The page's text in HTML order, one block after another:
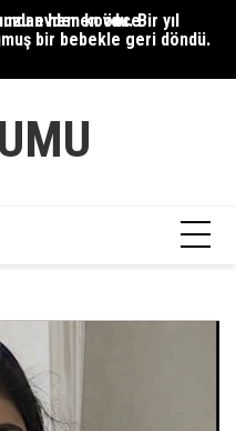
evden kovdu. Bir yıl
bir bebekle geri döndü.
babaannemle evlendi.